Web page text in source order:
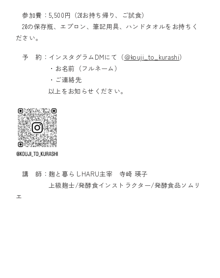
参加費：5,500円（2ℓお持ち帰り、ご試食）
2ℓの保存瓶、エプロン、筆記用具、ハンドタオルをお持ちく
ださい。
予 約：インスタグラムDMにて（＠kouji_to_kurashi）
・お名前（フルネーム）
・ご連絡先
以上をお知らせください。
講 師：麹と暮らしHARU主宰 寺崎 瑛子
上級麹士/発酵食インストラクター/発酵食品ソムリ
エ